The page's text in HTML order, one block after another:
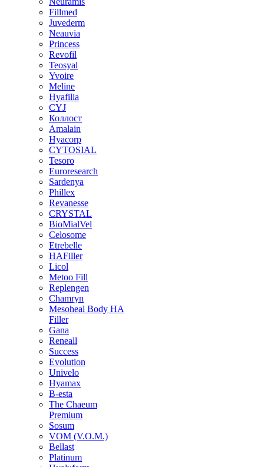
Fillmed
Juvederm
Neauvia
Princess
Revofil
Teosyal
Yvoire
Meline
Hyafilia
CYJ
Коллост
Amalain
Hyacorp
CYTOSIAL
Tesoro
Euroresearch
Sardenya
Phillex
Revanesse
CRYSTAL
BioMialVel
Celosome
Etrebelle
HAFiller
Licol
Metoo Fill
Replengen
Chamryn
Mesoheal Body HA
Filler
Gana
Reneall
Success
Evolution
Univelo
Hyamax
B-esta
The Chaeum
Premium
Sosum
VOM (V.O.M.)
Bellast
Platinum